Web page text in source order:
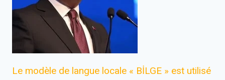
Le modèle de langue locale « BİLGE » est utilisé